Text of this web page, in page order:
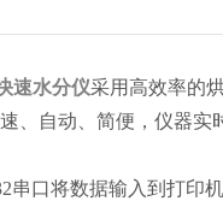
速水分仪采用高效率的
、自动、简便，仪器
串口将数据输入到打印